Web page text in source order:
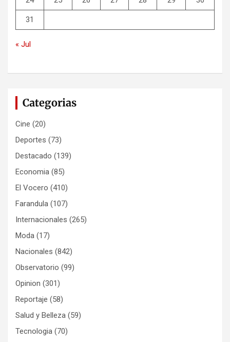
31
« Jul
Categorias
Cine (20)
Deportes (73)
Destacado (139)
Economia (85)
El Vocero (410)
Farandula (107)
Internacionales (265)
Moda (17)
Nacionales (842)
Observatorio (99)
Opinion (301)
Reportaje (58)
Salud y Belleza (59)
Tecnologia (70)